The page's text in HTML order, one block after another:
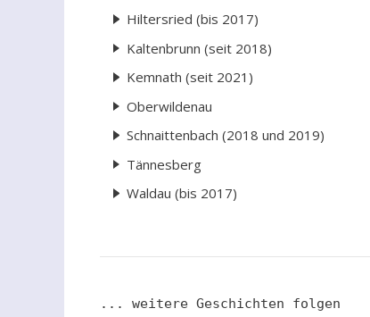
Hiltersried (bis 2017)
Kaltenbrunn (seit 2018)
Kemnath (seit 2021)
Oberwildenau
Schnaittenbach (2018 und 2019)
Tännesberg
Waldau (bis 2017)
... weitere Geschichten folgen